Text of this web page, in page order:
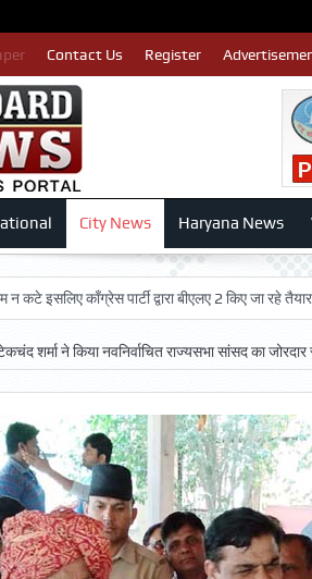
Contact Us Register
City News Haryana News
काँग्रेस पार्टी द्वारा बीएलए 2 किए जा रहे तैयार: लखन
शर्मा ने किया नवनिर्वाचित राज्यसभा सांसद का जोरदार